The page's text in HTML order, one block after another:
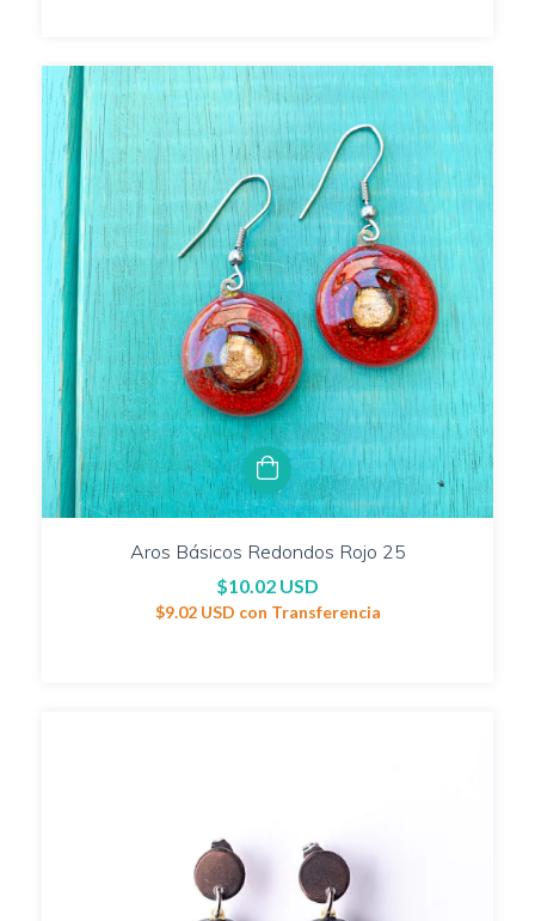
Aros Básicos Redondos Rojo 25
$10.02 USD
$9.02 USD con Transferencia